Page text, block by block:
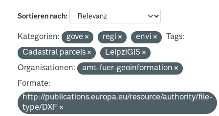
Sortieren nach
Kategorien: gove regi envi
Tags:
Cadastral parcels
LeipziGIS
Organisationen:
amt-fuer-geoinformation
Formate:
http://publications.europa.eu/resource/authority/file-
type/DXF